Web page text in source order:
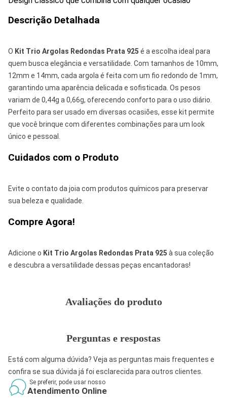
Descrição Detalhada
O Kit Trio Argolas Redondas Prata 925 é a escolha ideal para
quem busca elegância e versatilidade. Com tamanhos de 10mm,
12mm e 14mm, cada argola é feita com um fio redondo de 1mm,
garantindo uma aparência delicada e sofisticada. Os pesos
variam de 0,44g a 0,66g, oferecendo conforto para o uso diário.
Perfeito para ser usado em diversas ocasiões, esse kit permite
que você brinque com diferentes combinações para um look
único e pessoal.
Cuidados com o Produto
Evite o contato da joia com produtos químicos para preservar
sua beleza e qualidade.
Compre Agora!
Adicione o Kit Trio Argolas Redondas Prata 925 à sua coleção
e descubra a versatilidade dessas peças encantadoras!
Avaliações do produto
Perguntas e respostas
Está com alguma dúvida? Veja as perguntas mais frequentes e
confira se sua dúvida já foi esclarecida para outros clientes.
Se preferir, pode usar nosso
Atendimento Online